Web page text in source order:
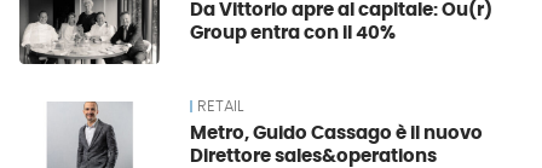
Da Vittorio apre al capitale: Ou(r)
Group entra con il 40%
RETAIL
Metro, Guido Cassago è il nuovo
Direttore sales&operations